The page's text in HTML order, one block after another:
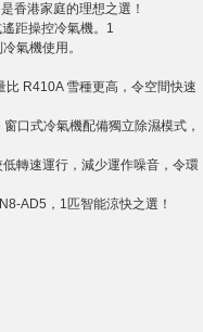
香港家庭的理想之選！
距操控冷氣機。1
氣機使用。
R410A 雪種更高，令空間快速
口式冷氣機配備獨立除濕模式，
轉速運行，減少運作噪音，令環
AD5，1匹智能涼快之選！